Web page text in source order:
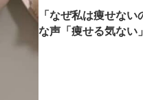
「なぜ私は痩せな
な声「痩せる気ない